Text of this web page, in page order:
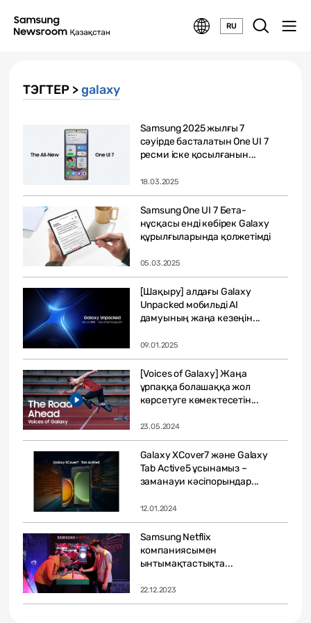
RU
ТЭГТЕР >galaxy
Samsung 2025 жылғы 7
сәуірде басталатын One UI 7
ресми іске қосылғанын...
18.03.2025
Samsung One UI 7 Бета-
нұсқасы енді көбірек Galaxy
құрылғыларында қолжетімді
05.03.2025
[Шақыру] алдағы Galaxy
Unpacked мобильді AI
дамуының жаңа кезеңін...
09.01.2025
[Voices of Galaxy] Жаңа
ұрпаққа болашаққа жол
көрсетуге көмектесетін...
23.05.2024
Galaxy XCover7 және Galaxy
Tab Active5 ұсынамыз –
заманауи кәсіпорындар...
12.01.2024
Samsung Netflix
компаниясымен
ынтымақтастықта...
22.12.2023